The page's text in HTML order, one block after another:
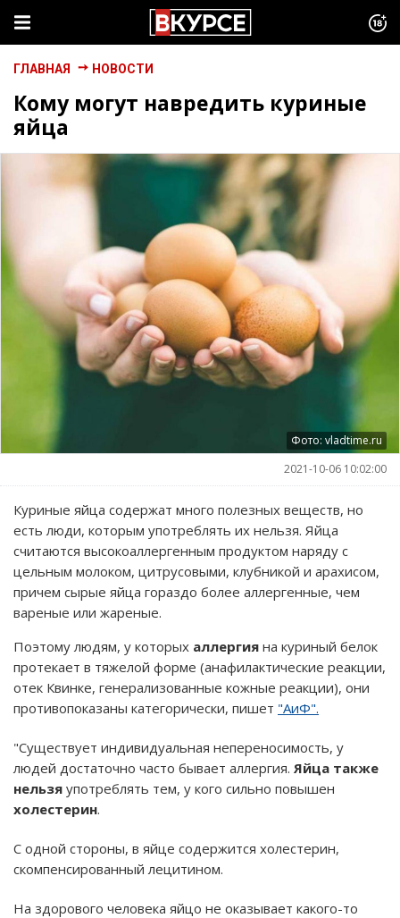
ГЛАВНАЯ НОВОСТИ
Кому могут навредить куриные
яйца
Фото: vladtime.ru
2021-10-06 10:02:00
Куриные яйца содержат много полезных веществ, но
есть люди, которым употреблять их нельзя. Яйца
считаются высокоаллергенным продуктом наряду с
цельным молоком, цитрусовыми, клубникой и арахисом,
причем сырые яйца гораздо более аллергенные, чем
вареные или жареные.
Поэтому людям, у которых аллергия на куриный белок
протекает в тяжелой форме (анафилактические реакции,
отек Квинке, генерализованные кожные реакции), они
противопоказаны категорически, пишет "АиФ".
"Существует индивидуальная непереносимость, у
людей достаточно часто бывает аллергия. Яйца также
нельзя употреблять тем, у кого сильно повышен
холестерин.
С одной стороны, в яйце содержится холестерин,
скомпенсированный лецитином.
На здорового человека яйцо не оказывает какого-то